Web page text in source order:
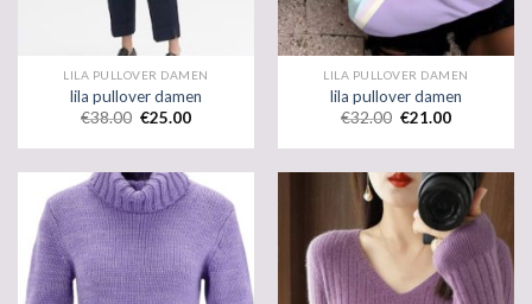
LILA PULLOVER DAMEN
lila pullover damen
€38.00 €25.00
LILA PULLOVER DAMEN
lila pullover damen
€32.00 €21.00